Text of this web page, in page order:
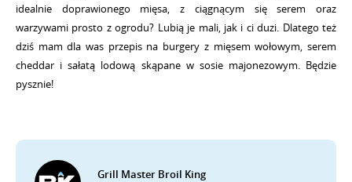
idealnie doprawionego mięsa, z ciągnącym się serem oraz
warzywami prosto z ogrodu? Lubią je mali, jak i ci duzi. Dlatego też
dziś mam dla was przepis na burgery z mięsem wołowym, serem
cheddar i sałatą lodową skąpane w sosie majonezowym. Będzie
pysznie!
Grill Master Broil King